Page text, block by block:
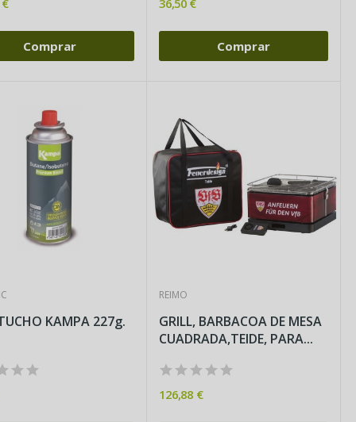
Comprar Comprar
1CARTUCHO KAMPA 227g.
REIMO
GRILL, BARBACOA DE MESA
CUADRADA,TEIDE, PARA...
126,88 €